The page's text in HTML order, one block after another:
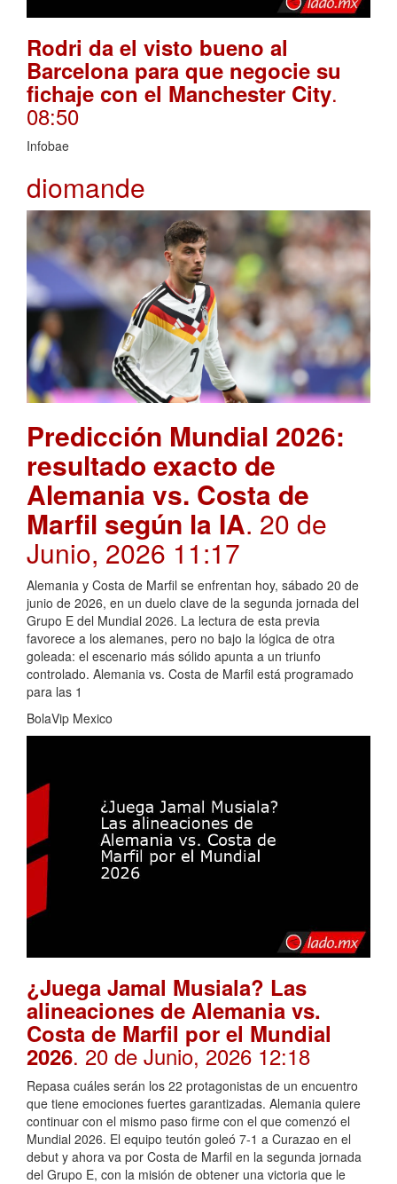
Rodri da el visto bueno al
Barcelona para que negocie su
fichaje con el Manchester City.
08:50
Infobae
diomande
Predicción Mundial 2026:
resultado exacto de
Alemania vs. Costa de
Marfil según la IA. 20 de
Junio, 2026 11:17
Alemania y Costa de Marfil se enfrentan hoy, sábado 20 de
junio de 2026, en un duelo clave de la segunda jornada del
Grupo E del Mundial 2026. La lectura de esta previa
favorece a los alemanes, pero no bajo la lógica de otra
goleada: el escenario más sólido apunta a un triunfo
controlado. Alemania vs. Costa de Marfil está programado
para las 1
BolaVip Mexico
¿Juega Jamal Musiala? Las
alineaciones de Alemania vs.
Costa de Marfil por el Mundial
2026. 20 de Junio, 2026 12:18
Repasa cuáles serán los 22 protagonistas de un encuentro
que tiene emociones fuertes garantizadas. Alemania quiere
continuar con el mismo paso firme con el que comenzó el
Mundial 2026. El equipo teutón goleó 7-1 a Curazao en el
debut y ahora va por Costa de Marfil en la segunda jornada
del Grupo E, con la misión de obtener una victoria que le